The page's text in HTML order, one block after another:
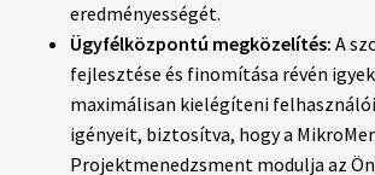
eredményességét.
Ügyfélközpontú megközelítés: A
fejlesztése és finomítása révén
maximálisan kielégíteni
igényeit, biztosítva, hogy a
Projektmenedzsment modulja az